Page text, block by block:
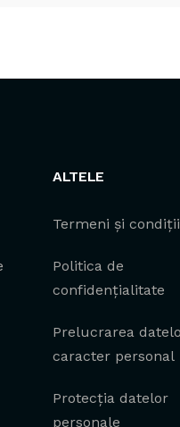
ALTELE
Termeni și condiții
Politica de
confidențialitate
Prelucrarea
caracter personal
Protecția datelor
personale